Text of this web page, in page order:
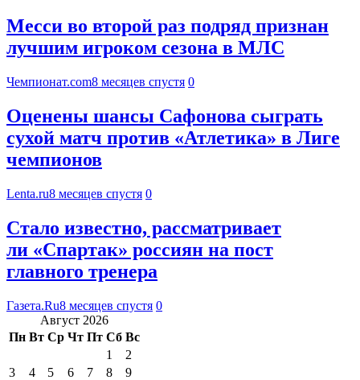
Месси во второй раз подряд признан
лучшим игроком сезона в МЛС
Чемпионат.com8 месяцев спустя 0
Оценены шансы Сафонова сыграть
сухой матч против «Атлетика» в Лиге
чемпионов
Lenta.ru8 месяцев спустя 0
Стало известно, рассматривает
ли «Спартак» россиян на пост
главного тренера
Газета.Ru8 месяцев спустя 0
Август 2026
Пн Вт Ср Чт Пт Сб Вс
1
2
3
4 5 6 7 8
9